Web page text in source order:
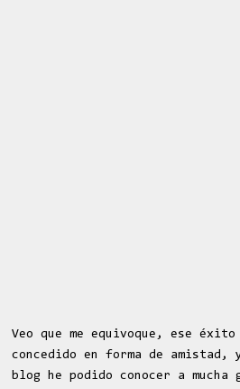
Veo que me equivoque, ese
concedido en forma de amistad,
blog he podido conocer a mucha